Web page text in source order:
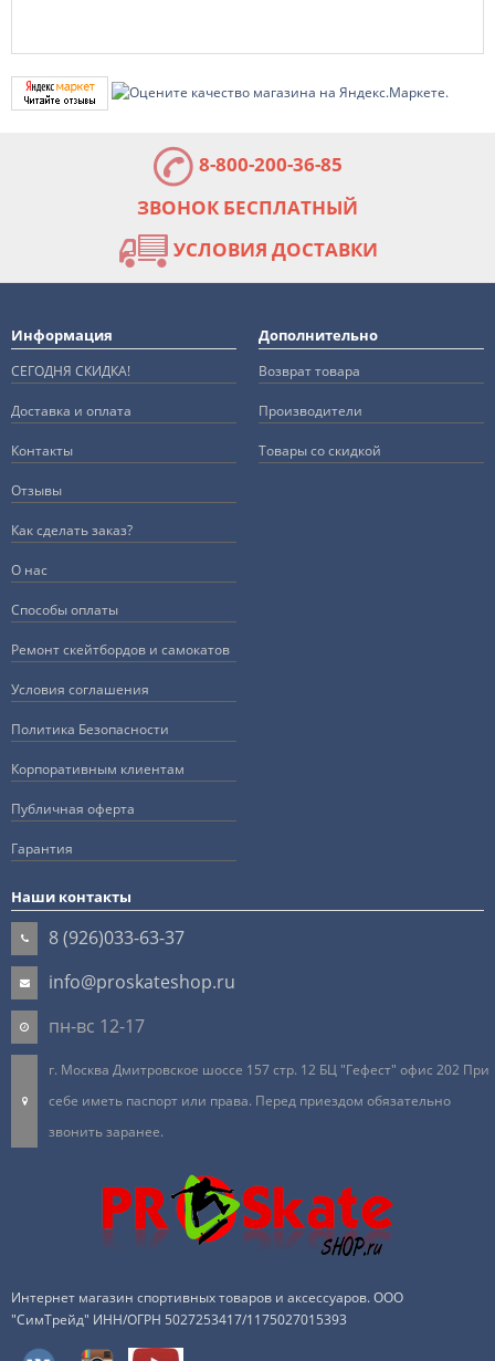
8-800-200-36-85
ЗВОНОК БЕСПЛАТНЫЙ
УСЛОВИЯ ДОСТАВКИ
Информация
СЕГОДНЯ СКИДКА!
Доставка и оплата
Контакты
Отзывы
Как сделать заказ?
О нас
Способы оплаты
Ремонт скейтбордов и самокатов
Условия соглашения
Политика Безопасности
Корпоративным клиентам
Публичная оферта
Гарантия
Дополнительно
Возврат товара
Производители
Товары со скидкой
Наши контакты
8 (926)033-63-37
info@proskateshop.ru
пн-вс 12-17
г. Москва Дмитровское шоссе 157 стр. 12 БЦ "Гефест" офис 202 При
себе иметь паспорт или права. Перед приездом обязательно
звонить заранее.
Интернет магазин спортивных товаров и аксессуаров. ООО
"СимТрейд" ИНН/ОГРН 5027253417/1175027015393